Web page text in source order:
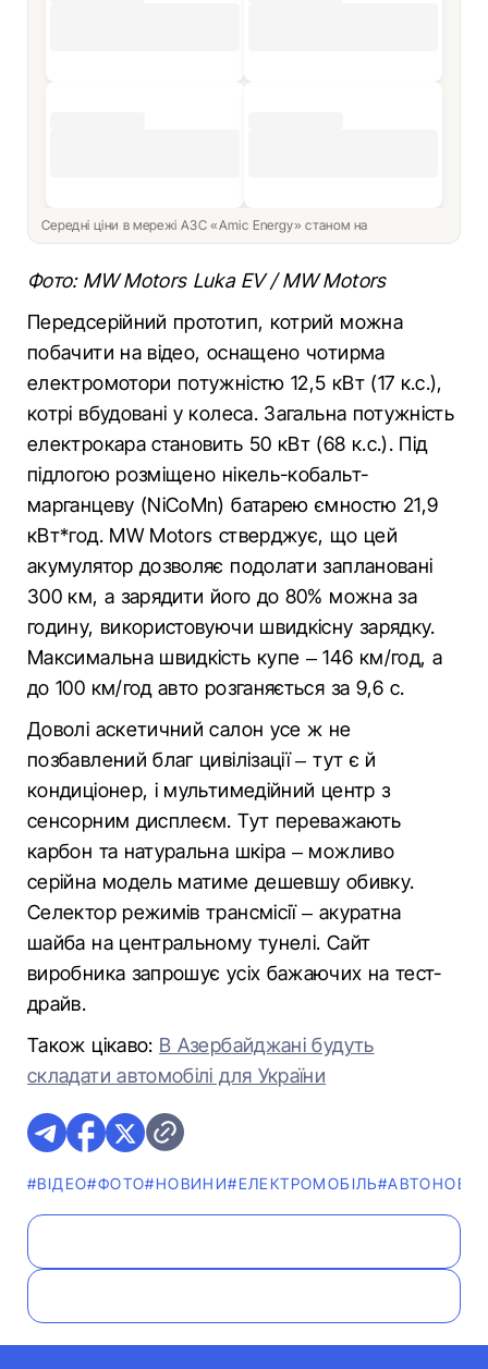
Середні ціни в мережі АЗС «Amic Energy» станом на
Фото: MW Motors Luka EV / MW Motors
Передсерійний прототип, котрий можна
побачити на відео, оснащено чотирма
електромотори потужністю 12,5 кВт (17 к.с.),
котрі вбудовані у колеса. Загальна потужність
електрокара становить 50 кВт (68 к.с.). Під
підлогою розміщено нікель-кобальт-
марганцеву (NiCoMn) батарею ємностю 21,9
кВт*год. MW Motors стверджує, що цей
акумулятор дозволяє подолати заплановані
300 км, а зарядити його до 80% можна за
годину, використовуючи швидкісну зарядку.
Максимальна швидкість купе – 146 км/год, а
до 100 км/год авто розганяється за 9,6 с.
Доволі аскетичний салон усе ж не
позбавлений благ цивілізації – тут є й
кондиціонер, і мультимедійний центр з
сенсорним дисплеєм. Тут переважають
карбон та натуральна шкіра – можливо
серійна модель матиме дешевшу обивку.
Селектор режимів трансмісії – акуратна
шайба на центральному тунелі. Сайт
виробника запрошує усіх бажаючих на тест-
драйв.
Також цікаво: В Азербайджані будуть
складати автомобілі для України
#ВІДЕО#ФОТО#НОВИНИ#ЕЛЕКТРОМОБІЛЬ